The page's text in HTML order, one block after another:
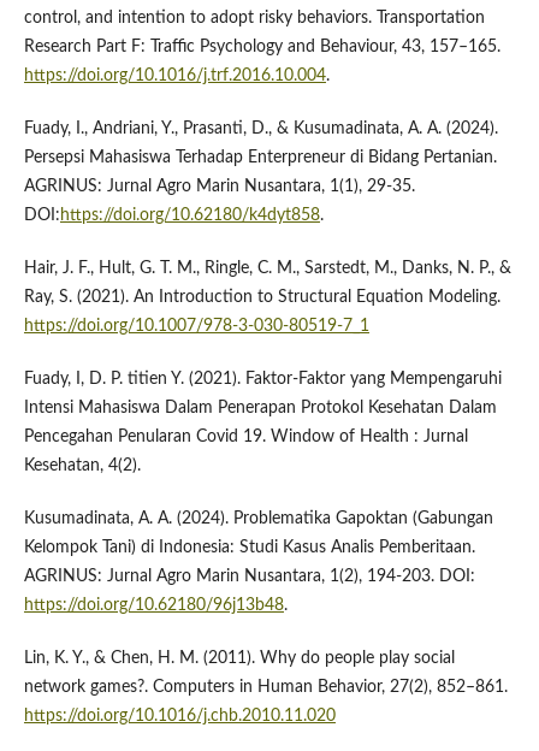
control, and intention to adopt risky behaviors. Transportation
Research Part F: Traffic Psychology and Behaviour, 43, 157–165.
https://doi.org/10.1016/j.trf.2016.10.004.
Fuady, I., Andriani, Y., Prasanti, D., & Kusumadinata, A. A. (2024).
Persepsi Mahasiswa Terhadap Enterpreneur di Bidang Pertanian.
AGRINUS: Jurnal Agro Marin Nusantara, 1(1), 29-35.
DOI: https://doi.org/10.62180/k4dyt858.
Hair, J. F., Hult, G. T. M., Ringle, C. M., Sarstedt, M., Danks, N. P., &
Ray, S. (2021). An Introduction to Structural Equation Modeling.
https://doi.org/10.1007/978-3-030-80519-7_1
Fuady, I, D. P. titien Y. (2021). Faktor-Faktor yang Mempengaruhi
Intensi Mahasiswa Dalam Penerapan Protokol Kesehatan Dalam
Pencegahan Penularan Covid 19. Window of Health : Jurnal
Kesehatan, 4(2).
Kusumadinata, A. A. (2024). Problematika Gapoktan (Gabungan
Kelompok Tani) di Indonesia: Studi Kasus Analis Pemberitaan.
AGRINUS: Jurnal Agro Marin Nusantara, 1(2), 194-203. DOI:
https://doi.org/10.62180/96j13b48.
Lin, K. Y., & Chen, H. M. (2011). Why do people play social
network games?. Computers in Human Behavior, 27(2), 852–861.
https://doi.org/10.1016/j.chb.2010.11.020